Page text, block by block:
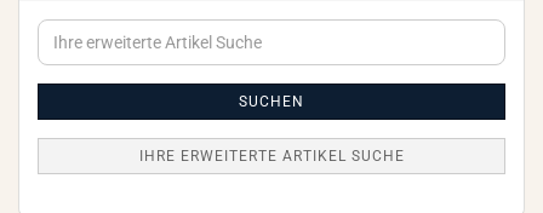
Ihre
erweiterte
SUCHEN
IHRE ERWEITERTE ARTIKEL SUCHE